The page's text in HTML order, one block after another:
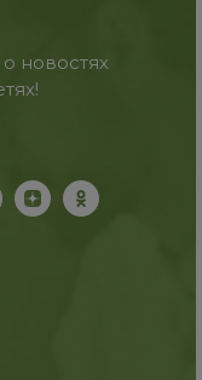
новостях